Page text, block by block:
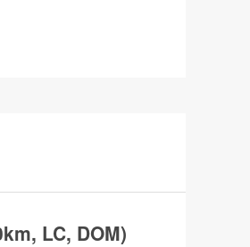
LC, DOM)